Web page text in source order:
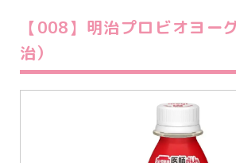
【008】明治プロビオヨー
治）